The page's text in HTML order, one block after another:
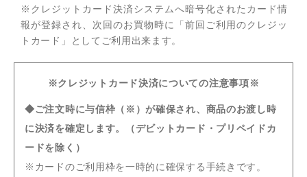
※クレジットカード決済システムへ暗号化されたカード情
報が登録され、次回のお買物時に「前回ご利用のクレジッ
トカード」としてご利用出来ます。
※クレジットカード決済についての注意事項※
◆ご注文時に与信枠（※）が確保され、商品のお渡し時
に決済を確定します。（デビットカード・プリペイドカ
ードを除く）
※カードのご利用枠を一時的に確保する手続きです。